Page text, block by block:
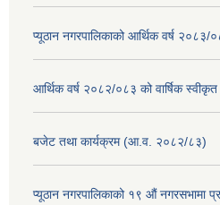
प्यूठान नगरपालिकाको आर्थिक वर्ष २०८३/
आर्थिक वर्ष २०८२/०८३ को वार्षिक
बजेट तथा कार्यक्रम (आ.व. २०८२/८३)
प्यूठान नगरपालिकाको १९ औं नगरसभामा